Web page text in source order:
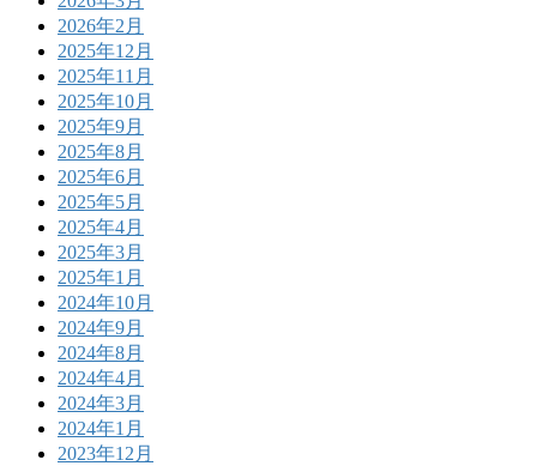
2026年2月
2025年12月
2025年11月
2025年10月
2025年9月
2025年8月
2025年6月
2025年5月
2025年4月
2025年3月
2025年1月
2024年10月
2024年9月
2024年8月
2024年4月
2024年3月
2024年1月
2023年12月